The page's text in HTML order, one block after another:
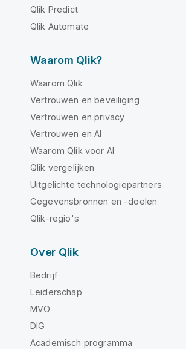
Qlik Predict
Qlik Automate
Waarom Qlik?
Waarom Qlik
Vertrouwen en beveiliging
Vertrouwen en privacy
Vertrouwen en AI
Waarom Qlik voor AI
Qlik vergelijken
Uitgelichte technologiepartners
Gegevensbronnen en -doelen
Qlik-regio's
Over Qlik
Bedrijf
Leiderschap
MVO
DIG
Academisch programma